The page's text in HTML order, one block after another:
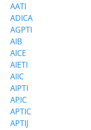
AATI
ADICA
AGPTI
AIB
AICE
AIETI
AIIC
AIPTI
APIC
APTIC
APTIJ